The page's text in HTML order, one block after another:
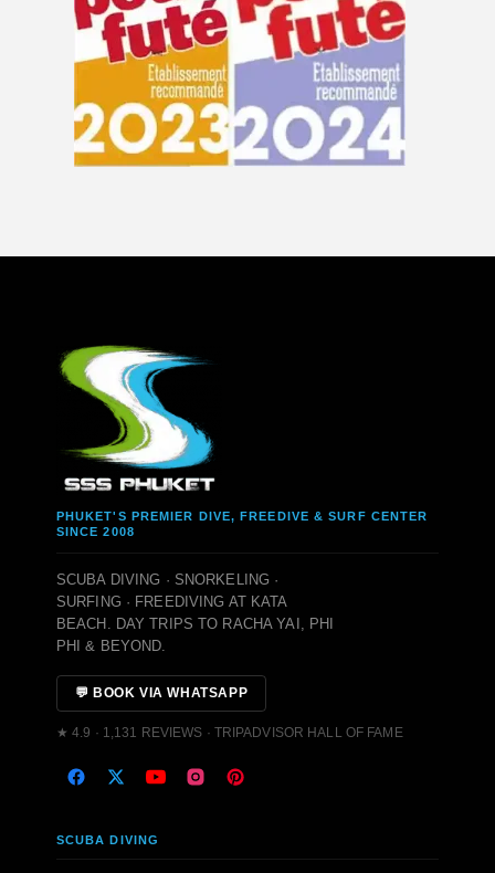
PHUKET'S PREMIER DIVE, FREEDIVE & SURF CENTER
SINCE 2008
SCUBA DIVING · SNORKELING ·
SURFING · FREEDIVING AT KATA
BEACH. DAY TRIPS TO RACHA YAI, PHI
PHI & BEYOND.
💬 BOOK VIA WHATSAPP
★ 4.9 · 1,131 REVIEWS · TRIPADVISOR HALL OF FAME
SCUBA DIVING